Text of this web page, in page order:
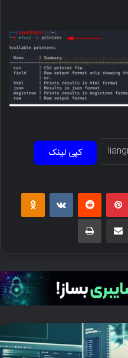
کپی لینک
پینتریست
چاپ